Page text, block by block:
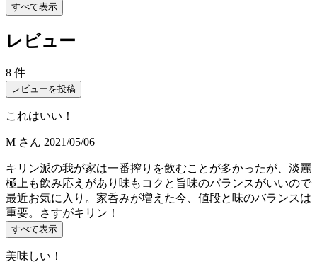
すべて表示
レビュー
8 件
レビューを投稿
これはいい！
M さん 2021/05/06
キリン派の我が家は一番搾りを飲むことが多かったが、淡麗
極上も飲み応えがあり味もコクと旨味のバランスがいいので
最近お気に入り。家呑みが増えた今、値段と味のバランスは
重要。さすがキリン！
すべて表示
美味しい！